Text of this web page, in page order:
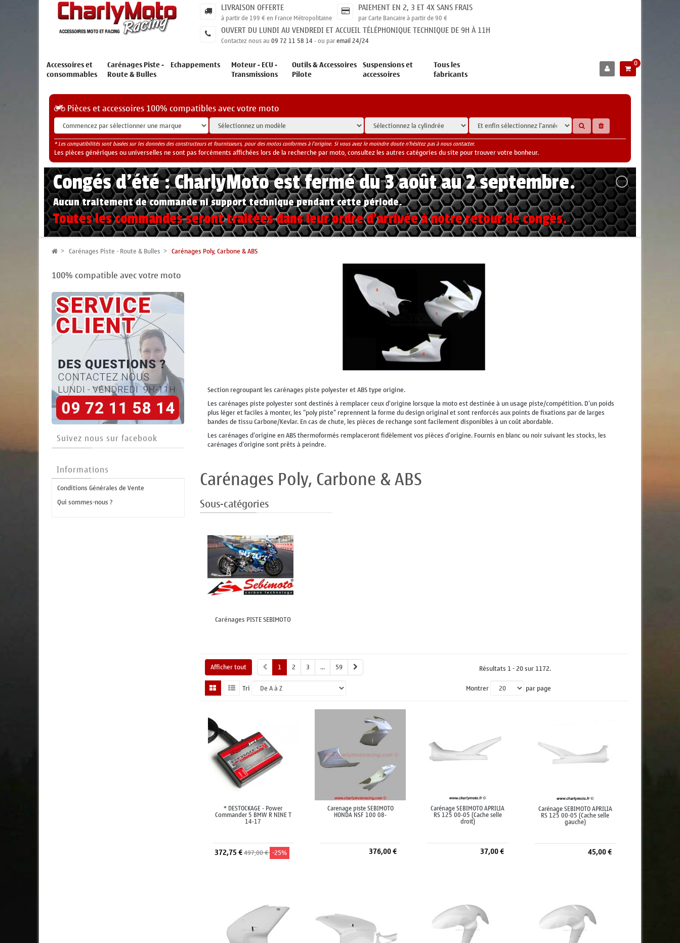
LIVRAISON OFFERTE
à partir de 199 € en France Métropolitaine
PAIEMENT EN 2, 3 ET 4X SANS FRAIS
par Carte Bancaire à partir de 90 €
OUVERT DU LUNDI AU VENDREDI ET ACCUEIL TÉLÉPHONIQUE TECHNIQUE DE 9H À 11H
Contactez nous au09 72 11 58 14- ou paremail 24/24
Accessoires et
consommables
Carénages Piste -
Route & Bulles
Echappements Moteur - ECU -
Transmissions
Outils & Accessoires
Pilote
Suspensions et
accessoires
Tous les
fabricants
0
Pièces et accessoires 100% compatibles avec votre moto
* Les compatibilités sont basées sur les données des constructeurs et fournisseurs, pour des motos conformes à l'origine. Si vous avez le moindre doute n'hésitez pas à nous contacter.
Les pièces génériques ou universelles ne sont pas forcéments affichées lors de la recherche par moto, consultez les autres catégories du site pour trouver votre bonheur.
Congés d'été : CharlyMoto est fermé du 3 août au 2 septembre.
Aucun traitement de commande ni support technique pendant cette période.
Toutes les commandes seront traitées dans leur ordre d'arrivée à notre retour de congés.
Carénages Piste - Route & Bulles Carénages Poly, Carbone & ABS
100% compatible avec votre moto
Suivez nous sur facebook
Informations
Conditions Générales de Vente
Qui sommes-nous ?
Section regroupant les carénages piste polyester et ABS type origine.
Les carénages piste polyester sont destinés à remplacer ceux d'origine lorsque la moto est destinée à un usage piste/compétition. D'un poids
plus léger et faciles à monter, les "poly piste" reprennent la forme du design original et sont renforcés aux points de fixations par de larges
bandes de tissu Carbone/Kevlar. En cas de chute, les pièces de rechange sont facilement disponibles à un coût abordable.
Les carénages d'origine en ABS thermoformés remplaceront fidèlement vos pièces d'origine. Fournis en blanc ou noir suivant les stocks, les
carénages d'origine sont prêts à peindre.
Carénages Poly, Carbone & ABS
Sous-catégories
Carénages PISTE SEBIMOTO
Afficher tout 1 2 3 ... 59
Résultats 1 - 20 sur 1172.
Tri
Montrer par page
* DESTOCKAGE - Power
Commander 5 BMW R NINE T
14-17
372,75 €497,00 € -25%
Carenage piste SEBIMOTO
HONDA NSF 100 08-
376,00 €
Carénage SEBIMOTO APRILIA
RS 125 00-05 (Cache selle
droit)
37,00 €
Carénage SEBIMOTO APRILIA
RS 125 00-05 (Cache selle
gauche)
45,00 €